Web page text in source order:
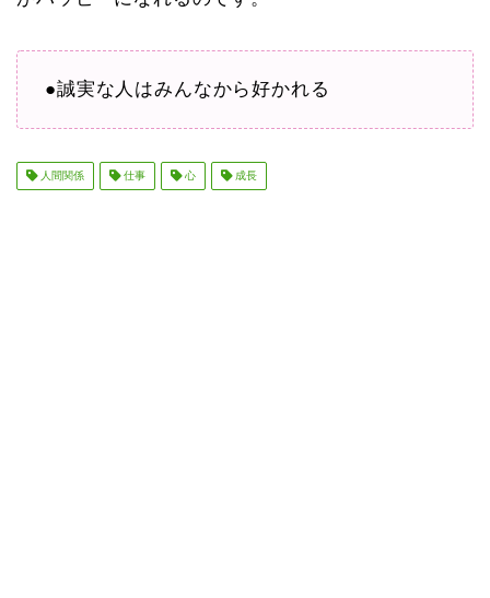
●誠実な人はみんなから好かれる
人間関係 仕事 心 成長